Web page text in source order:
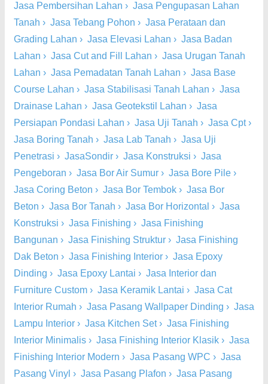
Jasa Pembersihan Lahan › Jasa Pengupasan Lahan
Tanah › Jasa Tebang Pohon › Jasa Perataan dan
Grading Lahan › Jasa Elevasi Lahan › Jasa Badan
Lahan › Jasa Cut and Fill Lahan › Jasa Urugan Tanah
Lahan › Jasa Pemadatan Tanah Lahan › Jasa Base
Course Lahan › Jasa Stabilisasi Tanah Lahan › Jasa
Drainase Lahan › Jasa Geotekstil Lahan › Jasa
Persiapan Pondasi Lahan › Jasa Uji Tanah › Jasa Cpt›
Jasa Boring Tanah › Jasa Lab Tanah › Jasa Uji
Penetrasi › JasaSondir › Jasa Konstruksi › Jasa
Pengeboran › Jasa Bor Air Sumur › Jasa Bore Pile ›
Jasa Coring Beton › Jasa Bor Tembok › Jasa Bor
Beton › Jasa Bor Tanah › Jasa Bor Horizontal › Jasa
Konstruksi › Jasa Finishing › Jasa Finishing
Bangunan › Jasa Finishing Struktur › Jasa Finishing
Dak Beton › Jasa Finishing Interior › Jasa Epoxy
Dinding › Jasa Epoxy Lantai › Jasa Interior dan
Furniture Custom › Jasa Keramik Lantai › Jasa Cat
Interior Rumah › Jasa Pasang Wallpaper Dinding › Jasa
Lampu Interior › Jasa Kitchen Set› Jasa Finishing
Interior Minimalis › Jasa Finishing Interior Klasik › Jasa
Finishing Interior Modern › Jasa Pasang WPC › Jasa
Pasang Vinyl › Jasa Pasang Plafon › Jasa Pasang